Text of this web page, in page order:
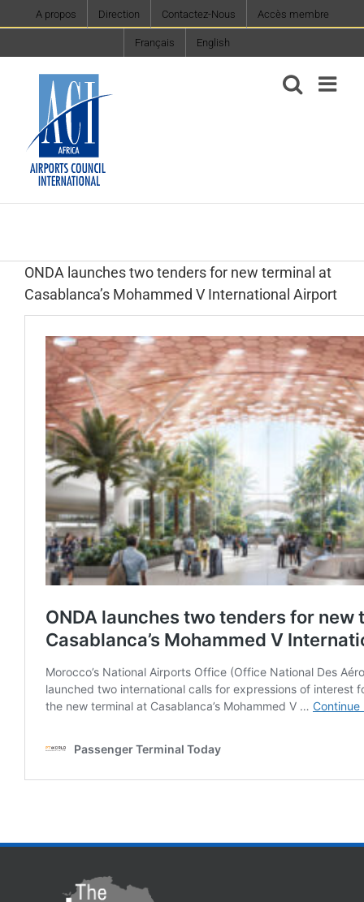
to
A propos Direction Contactez-Nous Accès membre
Français English
ONDA launches two tenders for new terminal at
Casablanca’s Mohammed V International Airport